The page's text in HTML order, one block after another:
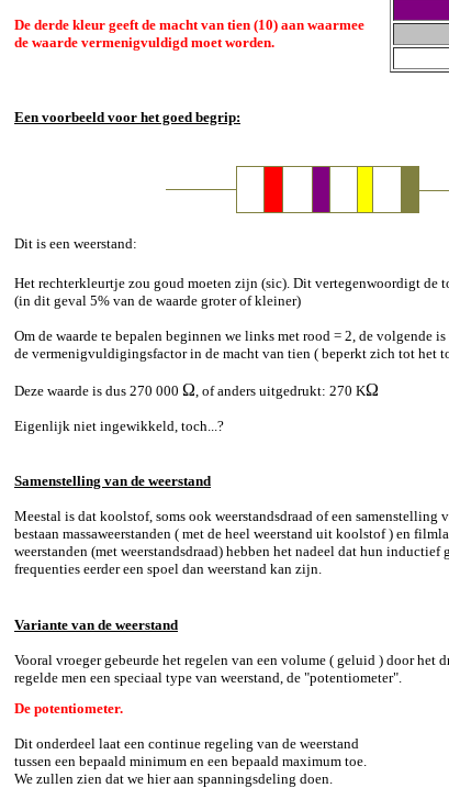
De derde kleur geeft de macht van tien (10) aan waarmee
de waarde vermenigvuldigd moet worden.
Een voorbeeld voor het goed begrip:
Dit is een weerstand:
Het rechterkleurtje zou goud moeten zijn (sic). Dit vertegenwoordigt de
(in dit geval 5% van de waarde groter of kleiner)
Om de waarde te bepalen beginnen we links met rood = 2, de volgende
de vermenigvuldigingsfactor in de macht van tien ( beperkt zich tot het
Deze waarde is dus 270 000 Ω, of anders uitgedrukt: 270 KΩ
Eigenlijk niet ingewikkeld, toch...?
Samenstelling van de weerstand
Meestal is dat koolstof, soms ook weerstandsdraad of een samenstelling
bestaan massaweerstanden ( met de heel weerstand uit koolstof ) en
weerstanden (met weerstandsdraad) hebben het nadeel dat hun inductief
frequenties eerder een spoel dan weerstand kan zijn.
Variante van de weerstand
Vooral vroeger gebeurde het regelen van een volume ( geluid ) door het
regelde men een speciaal type van weerstand, de "potentiometer".
De potentiometer.
Dit onderdeel laat een continue regeling van de weerstand
tussen een bepaald minimum en een bepaald maximum toe.
We zullen zien dat we hier aan spanningsdeling doen.